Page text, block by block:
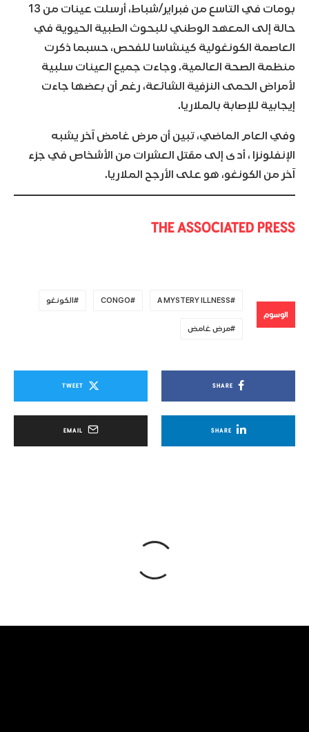
بومات في التاسع من فبراير/شباط، أرسلت عينات من 13
حالة إلى المعهد الوطني للبحوث الطبية الحيوية في
العاصمة الكونغولية كينشاسا للفحص، حسبما ذكرت
منظمة الصحة العالمية. وجاءت جميع العينات سلبية
لأمراض الحمى النزفية الشائعة، رغم أن بعضها جاءت
إيجابية للإصابة بالملاريا.
وفي العام الماضي، تبين أن مرض غامض آخر يشبه
الإنفلونزا ، أدى إلى مقتل العشرات من الأشخاص في جزء
آخر من الكونغو، هو على الأرجح الملاريا.
THE ASSOCIATED PRESS
الوسوم
A MYSTERY ILLNESS
CONGO الكونغو
مرض غامض
SHARE
TWEET
SHARE
EMAIL